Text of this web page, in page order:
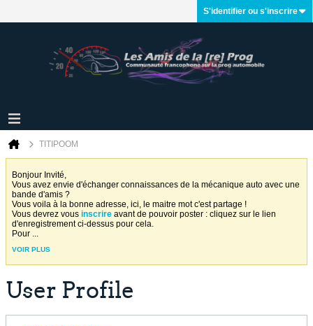
S'identifier ou s'inscrire
TITIPOOM
Bonjour Invité,
Vous avez envie d'échanger connaissances de la mécanique auto avec une
bande d'amis ?
Vous voila à la bonne adresse, ici, le maitre mot c'est partage !
Vous devrez vous inscrire avant de pouvoir poster : cliquez sur le lien
d'enregistrement ci-dessus pour cela.
Pour ...
VOIR PLUS
User Profile